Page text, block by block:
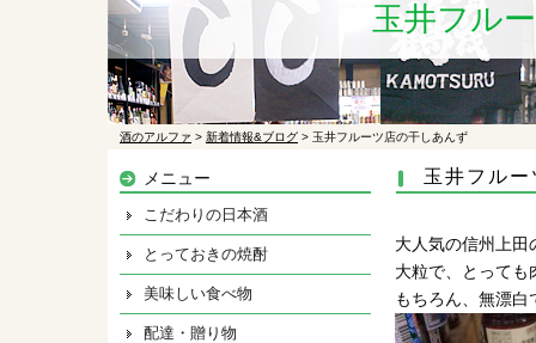
玉井フル
酒のアルファ > 新着情報&ブログ > 玉井フルーツ店の干しあんず
玉井フル
大人気の信州上田
大粒で、とっても
もちろん、無漂白
メニュー
こだわりの日本酒
とっておきの焼酎
美味しい食べ物
配達・贈り物